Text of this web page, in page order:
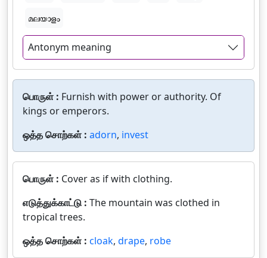
മലയാളം
Antonym meaning
பொருள் : Furnish with power or authority. Of
kings or emperors.
ஒத்த சொற்கள் : adorn, invest
பொருள் : Cover as if with clothing.
எடுத்துக்காட்டு : The mountain was clothed in
tropical trees.
ஒத்த சொற்கள் : cloak, drape, robe